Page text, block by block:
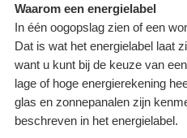
Waarom een energielabel
In één oogopslag zien of een
Dat is wat het energielabel laat
want u kunt bij de keuze van
lage of hoge energierekening
glas en zonnepanalen zijn
beschreven in het energielabel.